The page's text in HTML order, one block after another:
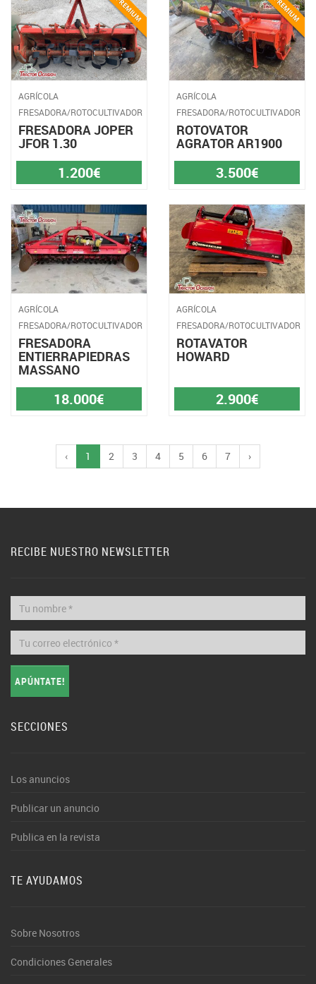
AGRÍCOLA
FRESADORA/ROTOCULTIVADOR
FRESADORA JOPER
JFOR 1.30
1.200€
AGRÍCOLA
FRESADORA/ROTOCULTIVADOR
ROTOVATOR
AGRATOR AR1900
3.500€
AGRÍCOLA
FRESADORA/ROTOCULTIVADOR
FRESADORA
ENTIERRAPIEDRAS
MASSANO
18.000€
AGRÍCOLA
FRESADORA/ROTOCULTIVADOR
ROTAVATOR
HOWARD
2.900€
‹ 1 2 3 4 5 6 7 ›
RECIBE NUESTRO NEWSLETTER
APÚNTATE!
SECCIONES
Los anuncios
Publicar un anuncio
Publica en la revista
TE AYUDAMOS
Sobre Nosotros
Condiciones Generales